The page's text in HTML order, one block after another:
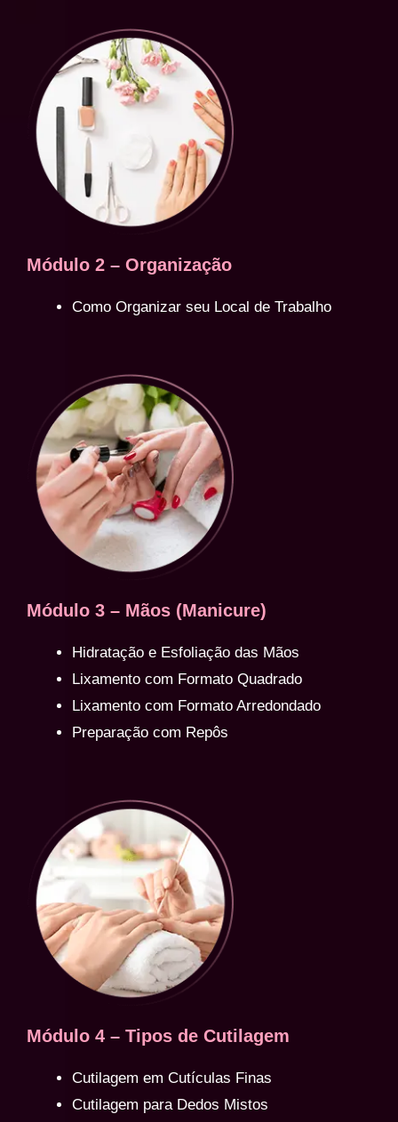
Módulo 2 – Organização
Como Organizar seu Local de Trabalho
Módulo 3 – Mãos (Manicure)
Hidratação e Esfoliação das Mãos
Lixamento com Formato Quadrado
Lixamento com Formato Arredondado
Preparação com Repôs
Módulo 4 – Tipos de Cutilagem
Cutilagem em Cutículas Finas
Cutilagem para Dedos Mistos